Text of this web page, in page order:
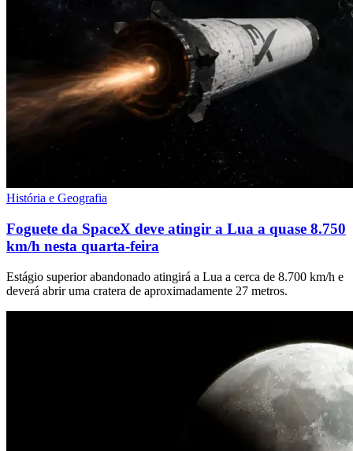
História e Geografia
Foguete da SpaceX deve atingir a Lua a quase 8.750
km/h nesta quarta-feira
Estágio superior abandonado atingirá a Lua a cerca de 8.700 km/h e
deverá abrir uma cratera de aproximadamente 27 metros.